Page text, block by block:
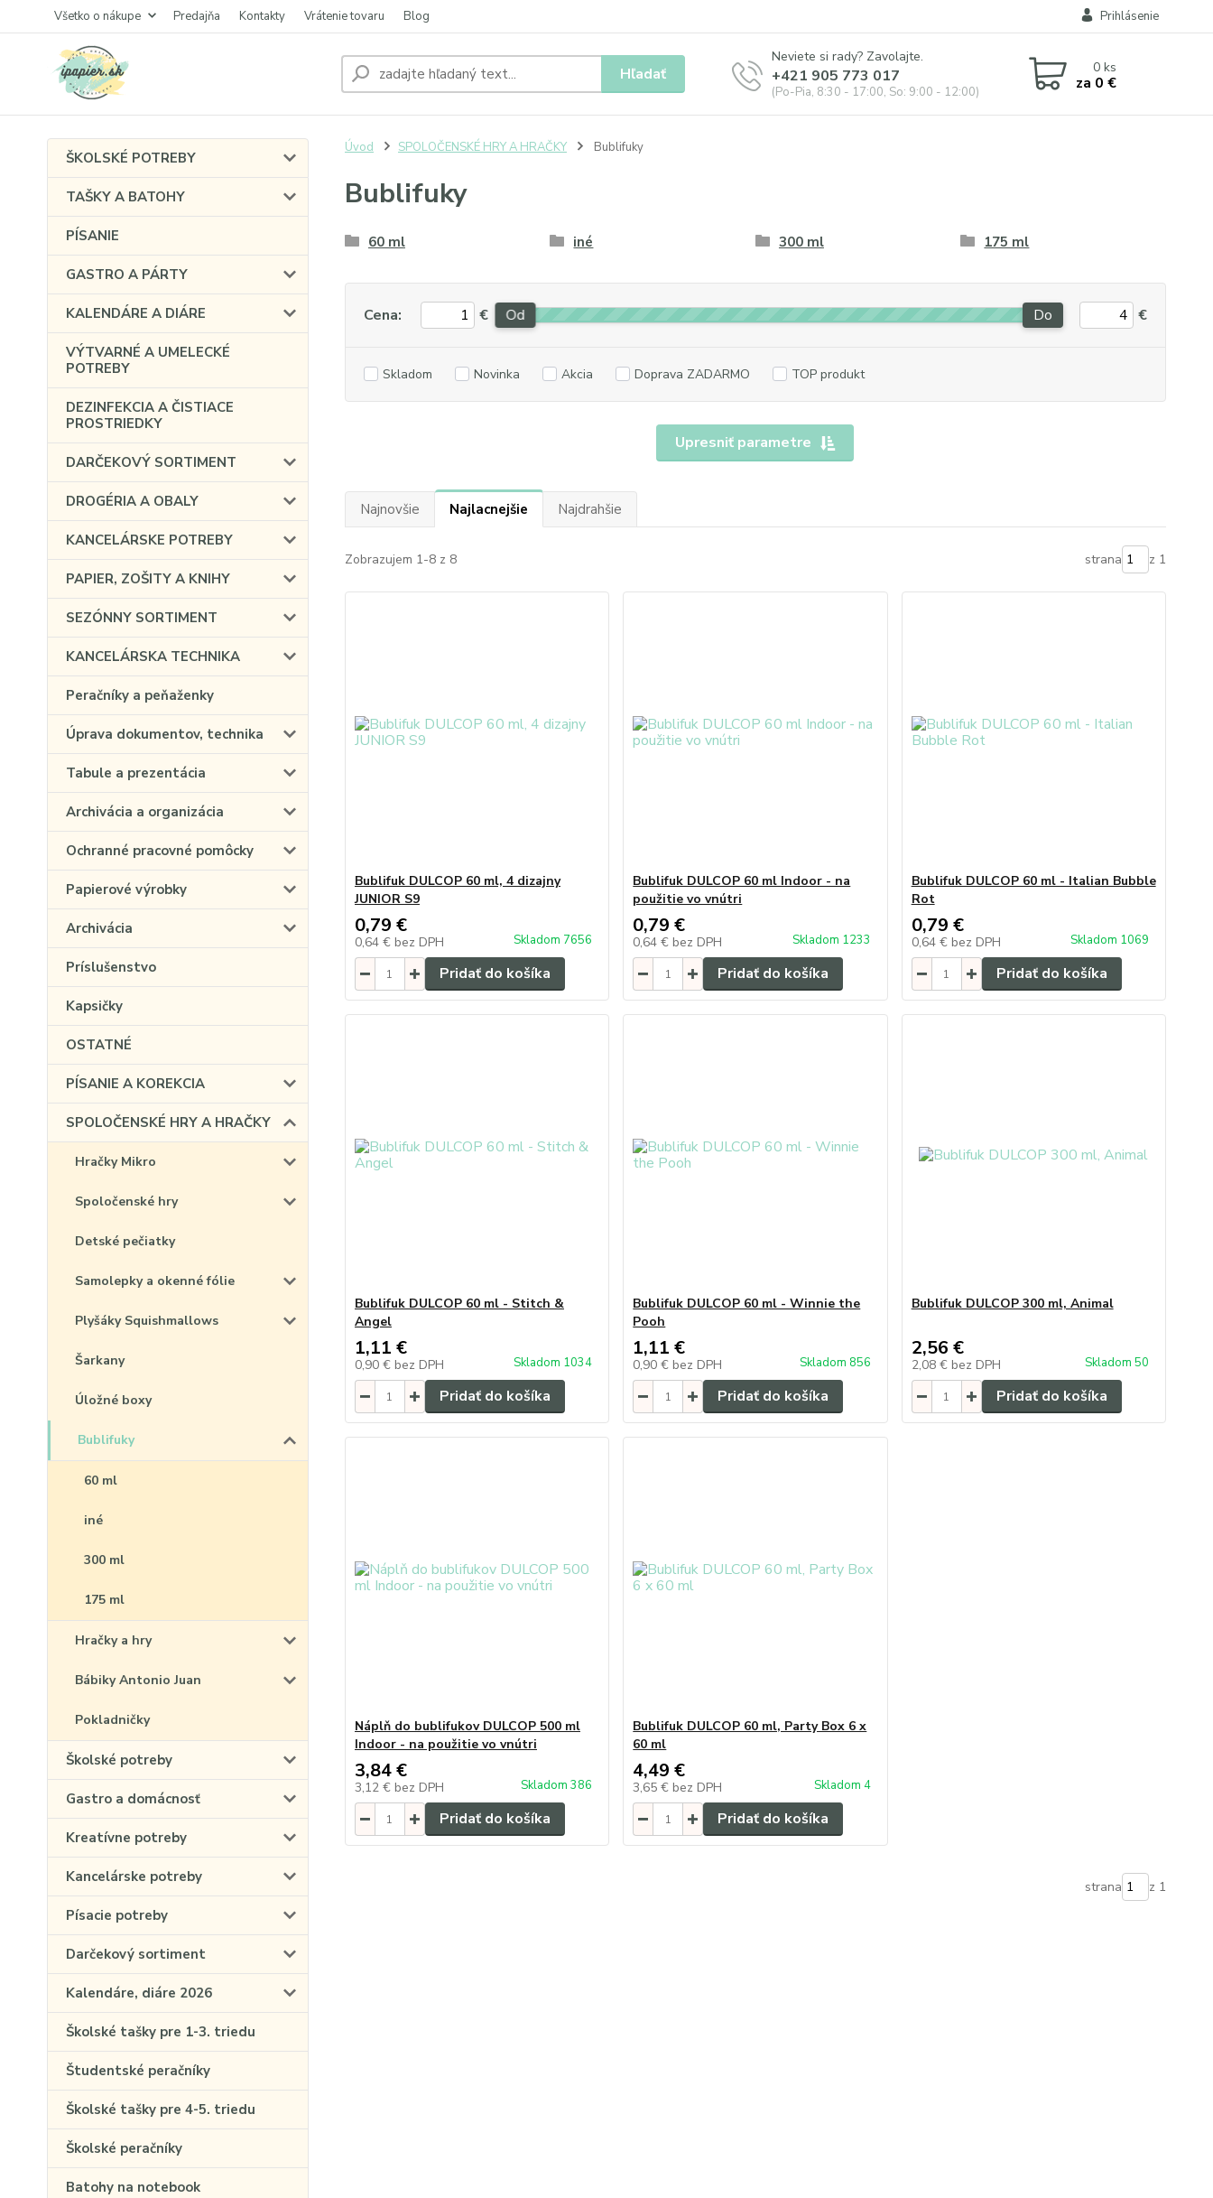
Všetko o nákupe Predajňa Kontakty Vrátenie tovaru Blog Prihlásenie
Hľadať
Neviete si rady? Zavolajte.
+421 905 773 017
(Po-Pia, 8:30 - 17:00, So: 9:00 - 12:00)
0ks
za 0 €
ŠKOLSKÉ POTREBY
TAŠKY A BATOHY
PÍSANIE
GASTRO A PÁRTY
KALENDÁRE A DIÁRE
VÝTVARNÉ A UMELECKÉ
POTREBY
DEZINFEKCIA A ČISTIACE
PROSTRIEDKY
DARČEKOVÝ SORTIMENT
DROGÉRIA A OBALY
KANCELÁRSKE POTREBY
PAPIER, ZOŠITY A KNIHY
SEZÓNNY SORTIMENT
KANCELÁRSKA TECHNIKA
Peračníky a peňaženky
Úprava dokumentov, technika
Tabule a prezentácia
Archivácia a organizácia
Ochranné pracovné pomôcky
Papierové výrobky
Archivácia
Príslušenstvo
Kapsičky
OSTATNÉ
PÍSANIE A KOREKCIA
SPOLOČENSKÉ HRY A HRAČKY
Hračky Mikro
Spoločenské hry
Detské pečiatky
Samolepky a okenné fólie
Plyšáky Squishmallows
Šarkany
Úložné boxy
Bublifuky
60 ml
iné
300 ml
175 ml
Hračky a hry
Bábiky Antonio Juan
Pokladničky
Školské potreby
Gastro a domácnosť
Kreatívne potreby
Kancelárske potreby
Písacie potreby
Darčekový sortiment
Kalendáre, diáre 2026
Školské tašky pre 1-3. triedu
Študentské peračníky
Školské tašky pre 4-5. triedu
Školské peračníky
Batohy na notebook
Úvod SPOLOČENSKÉ HRY A HRAČKY Bublifuky
Bublifuky
60 ml iné 300 ml 175 ml
Upresniť parametre
Cena: € Od Do €
Skladom Novinka Akcia Doprava ZADARMO TOP produkt
Najnovšie Najlacnejšie Najdrahšie
Zobrazujem 1-8 z 8 strana z 1
Bublifuk DULCOP 60 ml, 4 dizajny
JUNIOR S9
0,79 €
0,64 € bez DPH Skladom 7656
Pridať do košíka
Bublifuk DULCOP 60 ml Indoor - na
použitie vo vnútri
0,79 €
0,64 € bez DPH Skladom 1233
Pridať do košíka
Bublifuk DULCOP 60 ml - Italian Bubble
Rot
0,79 €
0,64 € bez DPH Skladom 1069
Pridať do košíka
Bublifuk DULCOP 60 ml - Stitch &
Angel
1,11 €
0,90 € bez DPH Skladom 1034
Pridať do košíka
Bublifuk DULCOP 60 ml - Winnie the
Pooh
1,11 €
0,90 € bez DPH Skladom 856
Pridať do košíka
Bublifuk DULCOP 300 ml, Animal
2,56 €
2,08 € bez DPH Skladom 50
Pridať do košíka
Náplň do bublifukov DULCOP 500 ml
Indoor - na použitie vo vnútri
3,84 €
3,12 € bez DPH Skladom 386
Pridať do košíka
Bublifuk DULCOP 60 ml, Party Box 6 x
60 ml
4,49 €
3,65 € bez DPH Skladom 4
Pridať do košíka
strana z 1